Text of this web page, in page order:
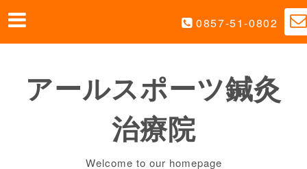
0857-51-0802
アールスポーツ鍼灸
治療院
Welcome to our homepage